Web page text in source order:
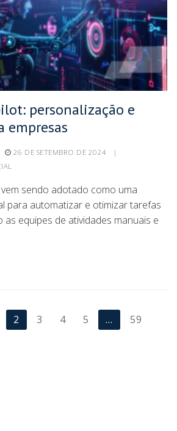
personalização e
empresas
26 DE SETEMBRO DE 2024
|
sendo adotado como uma
para automatizar e otimizar tarefas
as equipes de atividades manuais e
2 3 4 5 …
59